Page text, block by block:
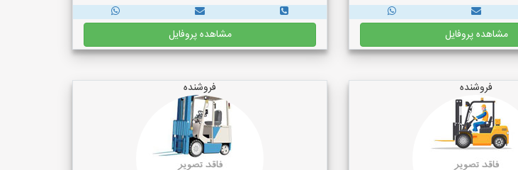
مشاهده پروفایل مشاهده پروفایل
فروشنده فروشنده